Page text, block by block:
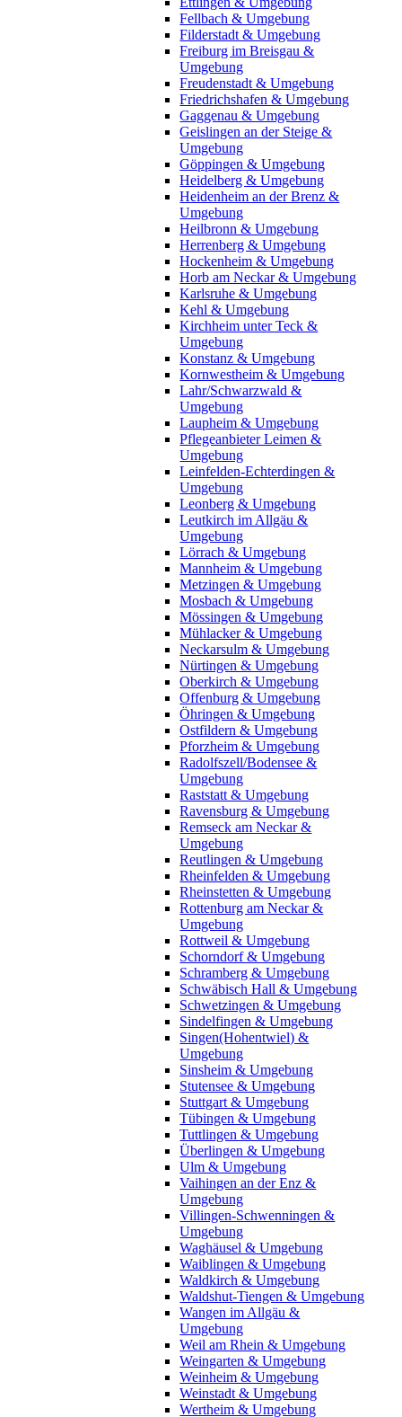
Fellbach & Umgebung
Filderstadt & Umgebung
Freiburg im Breisgau &
Umgebung
Freudenstadt & Umgebung
Friedrichshafen & Umgebung
Gaggenau & Umgebung
Geislingen an der Steige &
Umgebung
Göppingen & Umgebung
Heidelberg & Umgebung
Heidenheim an der Brenz &
Umgebung
Heilbronn & Umgebung
Herrenberg & Umgebung
Hockenheim & Umgebung
Horb am Neckar & Umgebung
Karlsruhe & Umgebung
Kehl & Umgebung
Kirchheim unter Teck &
Umgebung
Konstanz & Umgebung
Kornwestheim & Umgebung
Lahr/Schwarzwald &
Umgebung
Laupheim & Umgebung
Pflegeanbieter Leimen &
Umgebung
Leinfelden-Echterdingen &
Umgebung
Leonberg & Umgebung
Leutkirch im Allgäu &
Umgebung
Lörrach & Umgebung
Mannheim & Umgebung
Metzingen & Umgebung
Mosbach & Umgebung
Mössingen & Umgebung
Mühlacker & Umgebung
Neckarsulm & Umgebung
Nürtingen & Umgebung
Oberkirch & Umgebung
Offenburg & Umgebung
Öhringen & Umgebung
Ostfildern & Umgebung
Pforzheim & Umgebung
Radolfszell/Bodensee &
Umgebung
Raststatt & Umgebung
Ravensburg & Umgebung
Remseck am Neckar &
Umgebung
Reutlingen & Umgebung
Rheinfelden & Umgebung
Rheinstetten & Umgebung
Rottenburg am Neckar &
Umgebung
Rottweil & Umgebung
Schorndorf & Umgebung
Schramberg & Umgebung
Schwäbisch Hall & Umgebung
Schwetzingen & Umgebung
Sindelfingen & Umgebung
Singen(Hohentwiel) &
Umgebung
Sinsheim & Umgebung
Stutensee & Umgebung
Stuttgart & Umgebung
Tübingen & Umgebung
Tuttlingen & Umgebung
Überlingen & Umgebung
Ulm & Umgebung
Vaihingen an der Enz &
Umgebung
Villingen-Schwenningen &
Umgebung
Waghäusel & Umgebung
Waiblingen & Umgebung
Waldkirch & Umgebung
Waldshut-Tiengen & Umgebung
Wangen im Allgäu &
Umgebung
Weil am Rhein & Umgebung
Weingarten & Umgebung
Weinheim & Umgebung
Weinstadt & Umgebung
Wertheim & Umgebung